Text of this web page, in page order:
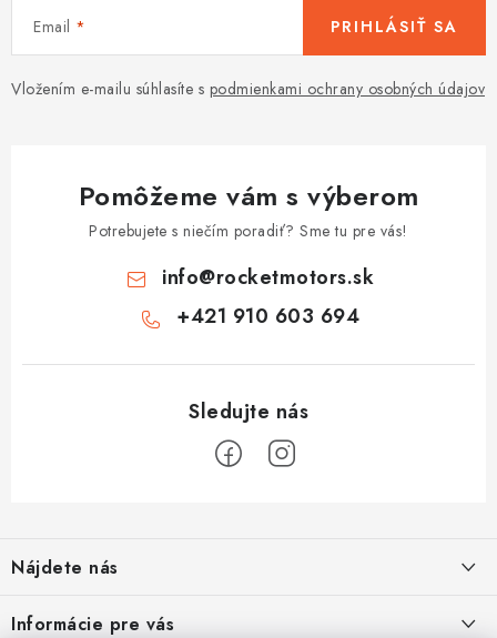
Email
Vložením e-mailu súhlasíte s podmienkami ochrany osobných údajov
PRIHLÁSIŤ SA
Pomôžeme vám s výberom
Potrebujete s niečím poradiť? Sme tu pre vás!
info@rocketmotors.sk
+421 910 603 694
p
ä
Nájdete nás
Informácie pre vás